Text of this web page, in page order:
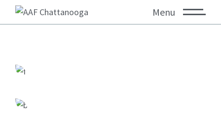
Menu